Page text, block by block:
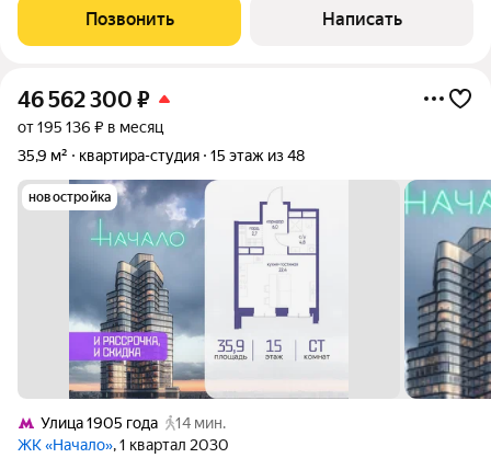
доступности от метро. О квартире Функциональная и
продуманная планировка,
Позвонить Написать
46 562 300 ₽
от 195 136 ₽ в месяц
35,9 м²
квартира-студия 15 этаж из 48
новостройка
Улица 1905 года
14 мин.
ЖК «Начало», 1 квартал 2030